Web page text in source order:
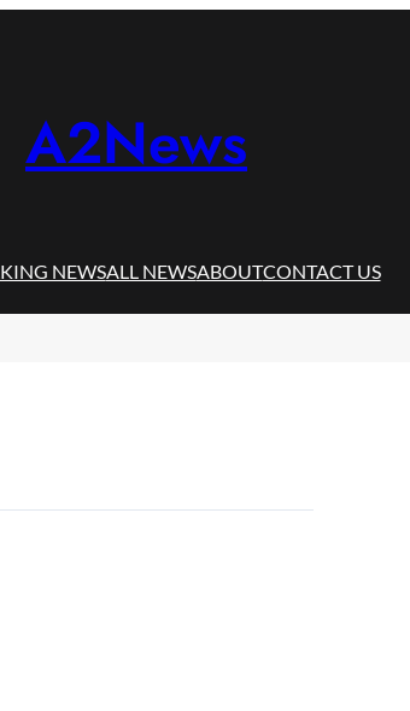
A2News
NEWSALL NEWSABOUTCONTACT US